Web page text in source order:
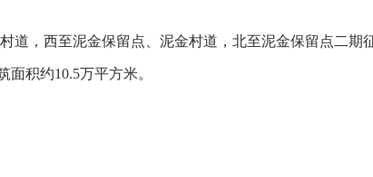
，西至泥金保留点、泥金村道，北至泥金保留点二期
积约10.5万平方米。